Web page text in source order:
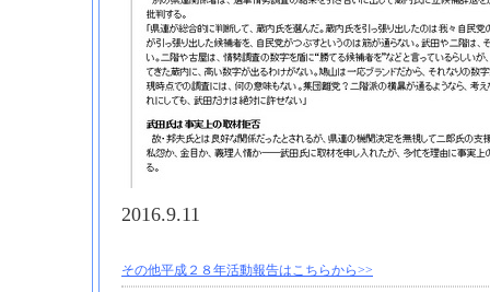
2016.9.11
その他平成２８年活動報告はこちらから>>